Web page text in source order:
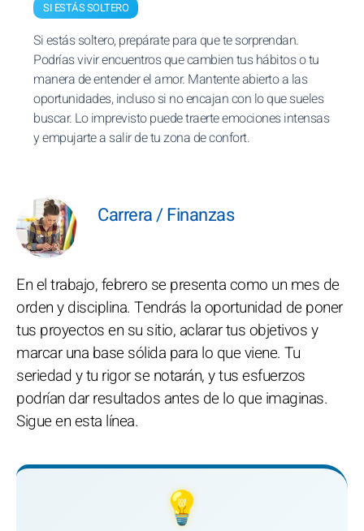
SI ESTÁS SOLTERO
Si estás soltero, prepárate para que te sorprendan.
Podrías vivir encuentros que cambien tus hábitos o tu
manera de entender el amor. Mantente abierto a las
oportunidades, incluso si no encajan con lo que sueles
buscar. Lo imprevisto puede traerte emociones intensas
y empujarte a salir de tu zona de confort.
Carrera / Finanzas
En el trabajo, febrero se presenta como un mes de
orden y disciplina. Tendrás la oportunidad de poner
tus proyectos en su sitio, aclarar tus objetivos y
marcar una base sólida para lo que viene. Tu
seriedad y tu rigor se notarán, y tus esfuerzos
podrían dar resultados antes de lo que imaginas.
Sigue en esta línea.
💡